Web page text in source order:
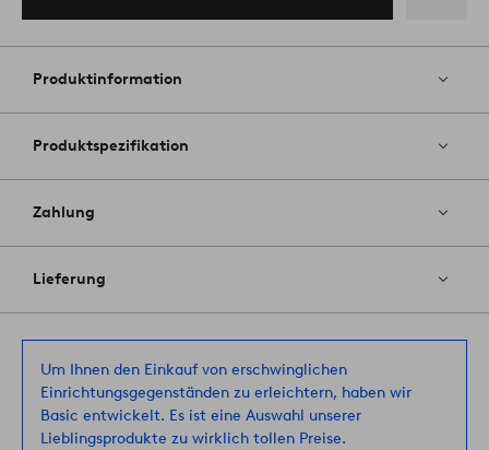
Favoriten
Produktinformation
Produktspezifikation
Zahlung
Lieferung
Um Ihnen den Einkauf von erschwinglichen
Einrichtungsgegenständen zu erleichtern, haben wir
Basic entwickelt. Es ist eine Auswahl unserer
Lieblingsprodukte zu wirklich tollen Preise.